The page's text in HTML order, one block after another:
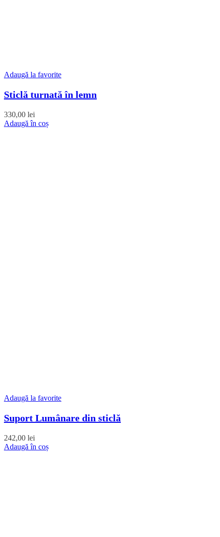
Adaugă la favorite
Sticlă turnată în lemn
330,00 lei
Adaugă în coș
Adaugă la favorite
Suport Lumânare din sticlă
242,00 lei
Adaugă în coș